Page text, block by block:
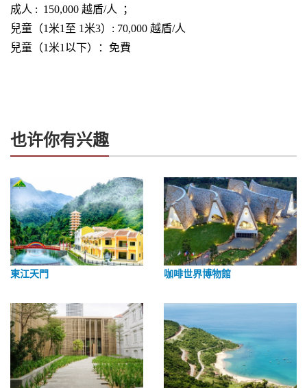
成人 : 150,000 越盾/人 ；
兒童（1米1至 1米3）: 70,000 越盾/人
兒童（1米1以下）：免費
也许你有兴趣
東江天門 咖啡世界博物館